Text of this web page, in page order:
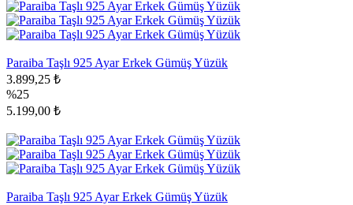
Paraiba Taşlı 925 Ayar Erkek Gümüş Yüzük
3.899,25 ₺
%25
5.199,00 ₺
Paraiba Taşlı 925 Ayar Erkek Gümüş Yüzük